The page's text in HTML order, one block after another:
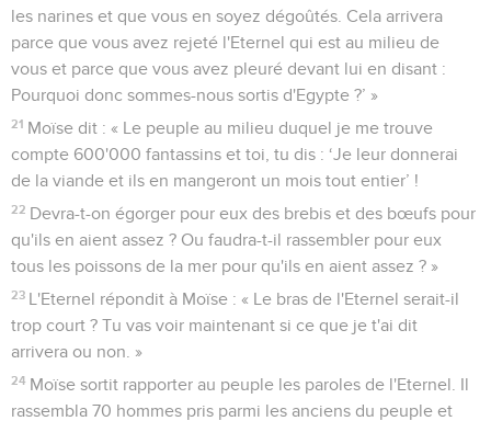
les narines et que vous en soyez dégoûtés. Cela arrivera
parce que vous avez rejeté l'Eternel qui est au milieu de
vous et parce que vous avez pleuré devant lui en disant :
Pourquoi donc sommes-nous sortis d'Egypte ?’ »
21 Moïse dit : « Le peuple au milieu duquel je me trouve
compte 600'000 fantassins et toi, tu dis : ‘Je leur donnerai
de la viande et ils en mangeront un mois tout entier’ !
22 Devra-t-on égorger pour eux des brebis et des bœufs pour
qu'ils en aient assez ? Ou faudra-t-il rassembler pour eux
tous les poissons de la mer pour qu'ils en aient assez ? »
23 L'Eternel répondit à Moïse : « Le bras de l'Eternel serait-il
trop court ? Tu vas voir maintenant si ce que je t'ai dit
arrivera ou non. »
24 Moïse sortit rapporter au peuple les paroles de l'Eternel. Il
rassembla 70 hommes pris parmi les anciens du peuple et